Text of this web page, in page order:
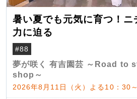
暑い夏でも元気に育つ！
力に迫る
#88
夢が咲く 有吉園芸 ～Road to
shop～
2026年8月11日（火）よる10：30